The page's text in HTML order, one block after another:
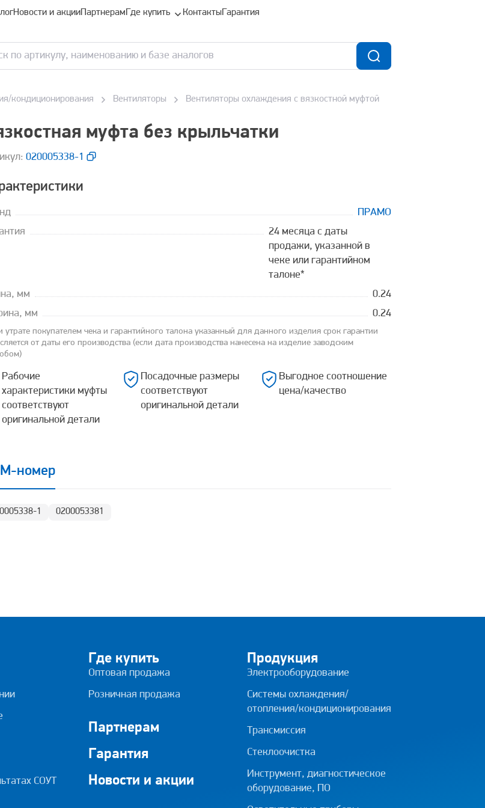
Новости и акцииПартнерам Где купить КонтактыГарантия
кондиционирования Вентиляторы Вентиляторы охлаждения с вязкостной муфтой
муфта без крыльчатки
020005338-1
ПРАМО
24 месяца с даты
продажи, указанной в
чеке или гарантийном
талоне*
мм
0.24
мм
0.24
утрате покупателем чека и гарантийного талона указанный для данного изделия срок гарантии
от даты его производства (если дата производства нанесена на изделие заводским
Рабочие
характеристики муфты
соответствуют
оригинальной детали
Посадочные размеры
соответствуют
оригинальной детали
Выгодное соотношение
цена/качество
номер
1 0200053381
СОУТ
Где купить
Оптовая продажа
Розничная продажа
Партнерам
Гарантия
Новости и акции
Продукция
Электрооборудование
Системы охлаждения/
отопления/кондиционирования
Трансмиссия
Стеклоочистка
Инструмент, диагностическое
оборудование, ПО